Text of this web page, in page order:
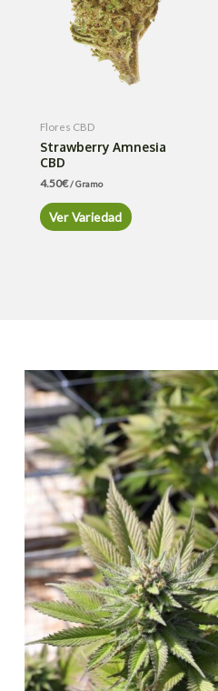
Flores CBD
Strawberry Amnesia
CBD
4.50€/ Gramo
Ver Variedad